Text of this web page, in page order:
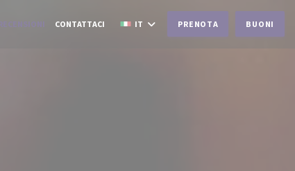
CONTATTACI IT PRENOTA BUONI